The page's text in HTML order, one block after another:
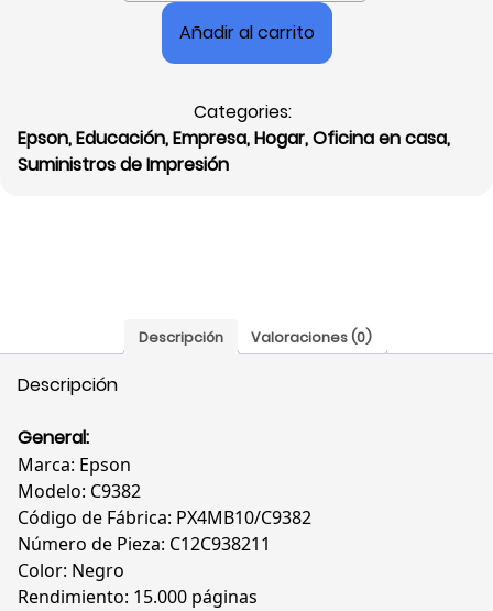
Mantenimiento
WorkForce
C9382,
C5810/WF-
C5890,
Añadir al carrito
Categories:
Epson,Educación,Empresa,Hogar,Oficina en casa,
Suministros de Impresión
Descripción Valoraciones (0)
Descripción
General:
Marca: Epson
Modelo: C9382
Código de Fábrica: PX4MB10/C9382
Número de Pieza: C12C938211
Color: Negro
Rendimiento: 15.000 páginas